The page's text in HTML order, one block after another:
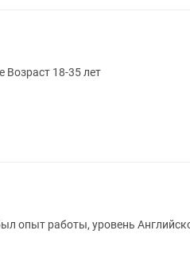
Возраст 18-35 лет
опыт работы, уровень